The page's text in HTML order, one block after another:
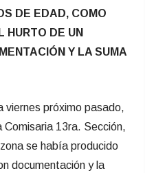
DE EDAD, COMO
HURTO DE UN
Y LA SUMA
viernes próximo pasado,
13ra. Sección,
se había producido
documentación y la